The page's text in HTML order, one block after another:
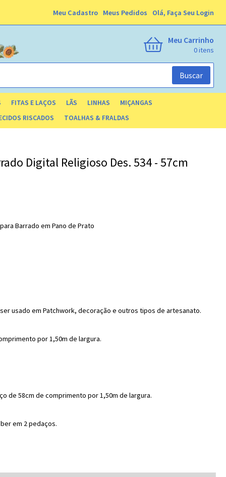
Meu Cadastro Meus Pedidos Olá, Faça Seu Login
Buscar
Meu Carrinho
0
FITAS E LAÇOS LÃS LINHAS
MIÇANGAS
RISCADOS
TOALHAS & FRALDAS
Digital Religioso Des. 534 - 57cm
Barrado em Pano de Prato
usado em Patchwork, decoração e outros tipos de artesanato.
por 1,50m de largura.
de 58cm de comprimento por 1,50m de largura.
em 2 pedaços.